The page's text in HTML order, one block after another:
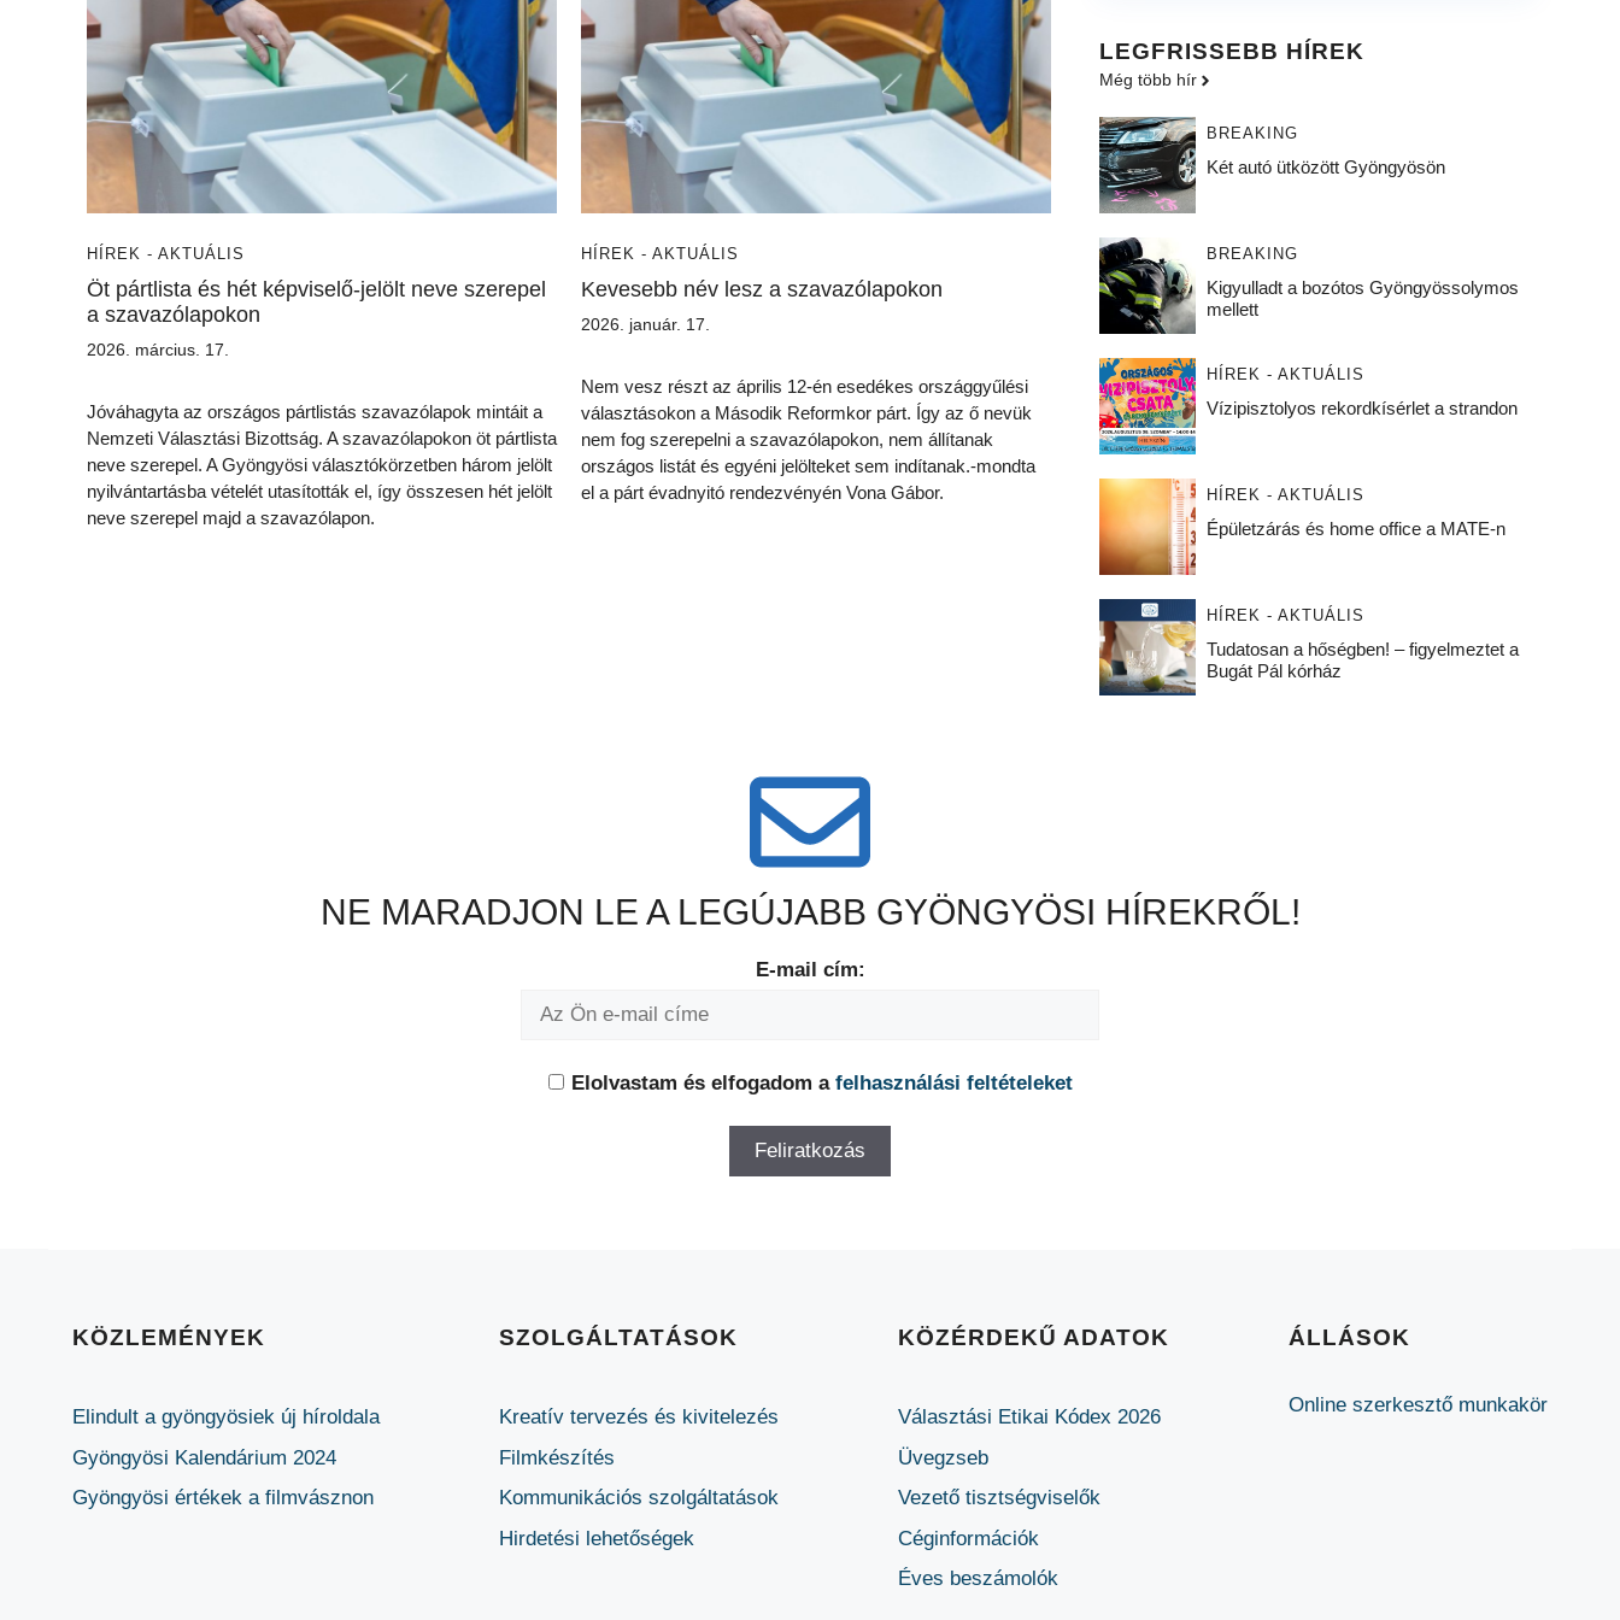
HÍREK - AKTUÁLIS
Öt pártlista és hét képviselő-jelölt neve szerepel
a szavazólapokon
2026. március. 17.
Jóváhagyta az országos pártlistás szavazólapok mintáit a
Nemzeti Választási Bizottság. A szavazólapokon öt pártlista
neve szerepel. A Gyöngyösi választókörzetben három jelölt
nyilvántartásba vételét utasították el, így összesen hét jelölt
neve szerepel majd a szavazólapon.
HÍREK - AKTUÁLIS
Kevesebb név lesz a szavazólapokon
2026. január. 17.
Nem vesz részt az április 12-én esedékes országgyűlési
választásokon a Második Reformkor párt. Így az ő nevük
nem fog szerepelni a szavazólapokon, nem állítanak
országos listát és egyéni jelölteket sem indítanak.-mondta
el a párt évadnyitó rendezvényén Vona Gábor.
LEGFRISSEBB HÍREK
Még több hír
BREAKING
Két autó ütközött Gyöngyösön
BREAKING
Kigyulladt a bozótos Gyöngyössolymos
mellett
HÍREK - AKTUÁLIS
Vízipisztolyos rekordkísérlet a strandon
HÍREK - AKTUÁLIS
Épületzárás és home office a MATE-n
HÍREK - AKTUÁLIS
Tudatosan a hőségben! – figyelmeztet a
Bugát Pál kórház
NE MARADJON LE A LEGÚJABB GYÖNGYÖSI HÍREKRŐL!
E-mail cím:
Elolvastam és elfogadom a felhasználási feltételeket
KÖZLEMÉNYEK
Elindult a gyöngyösiek új híroldala
Gyöngyösi Kalendárium 2024
Gyöngyösi értékek a filmvásznon
SZOLGÁLTATÁSOK
Kreatív tervezés és kivitelezés
Filmkészítés
Kommunikációs szolgáltatások
Hirdetési lehetőségek
KÖZÉRDEKŰ ADATOK
Választási Etikai Kódex 2026
Üvegzseb
Vezető tisztségviselők
Céginformációk
Éves beszámolók
ÁLLÁSOK
Online szerkesztő munkakör